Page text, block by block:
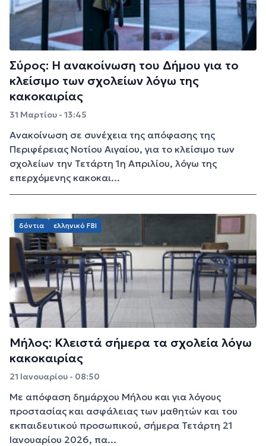
Σύρος: Η ανακοίνωση του Δήμου για το
κλείσιμο των σχολείων λόγω της
κακοκαιρίας
31 Μαρτίου - 13:45
Ανακοίνωση σε συνέχεια της απόφασης της
Περιφέρειας Νοτίου Αιγαίου, για το κλείσιμο των
σχολείων την Τετάρτη 1η Απριλίου, λόγω της
επερχόμενης κακοκαι...
δόντια ελληνικό FBI
Μήλος: Κλειστά σήμερα τα σχολεία λόγω
κακοκαιρίας
21 Ιανουαρίου - 08:50
Με απόφαση δημάρχου Μήλου και για λόγους
προστασίας και ασφάλειας των μαθητών και του
εκπαιδευτικού προσωπικού, σήμερα Τετάρτη 21
Ιανουαρίου 2026, πα...